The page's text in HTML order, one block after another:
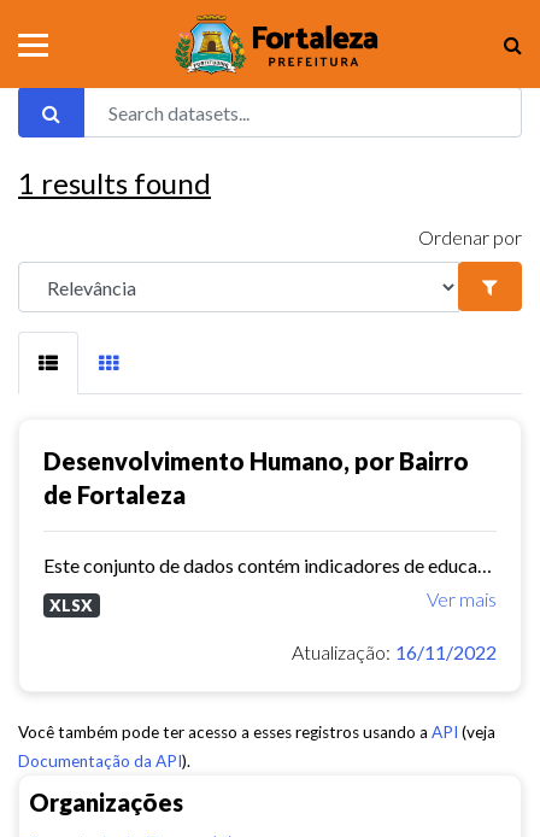
Organizações
1 results found
Ordenar por
Desenvolvimento Humano, por Bairro
de Fortaleza
Ver mais
XLSX
Atualização: 16/11/2022
Você também pode ter acesso a esses registros usando a API (veja
Documentação da API).